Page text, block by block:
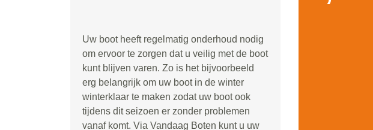
Uw boot heeft regelmatig onderhoud nodig
om ervoor te zorgen dat u veilig met de boot
kunt blijven varen. Zo is het bijvoorbeeld
erg belangrijk om uw boot in de winter
winterklaar te maken zodat uw boot ook
tijdens dit seizoen er zonder problemen
vanaf komt. Via Vandaag Boten kunt u uw